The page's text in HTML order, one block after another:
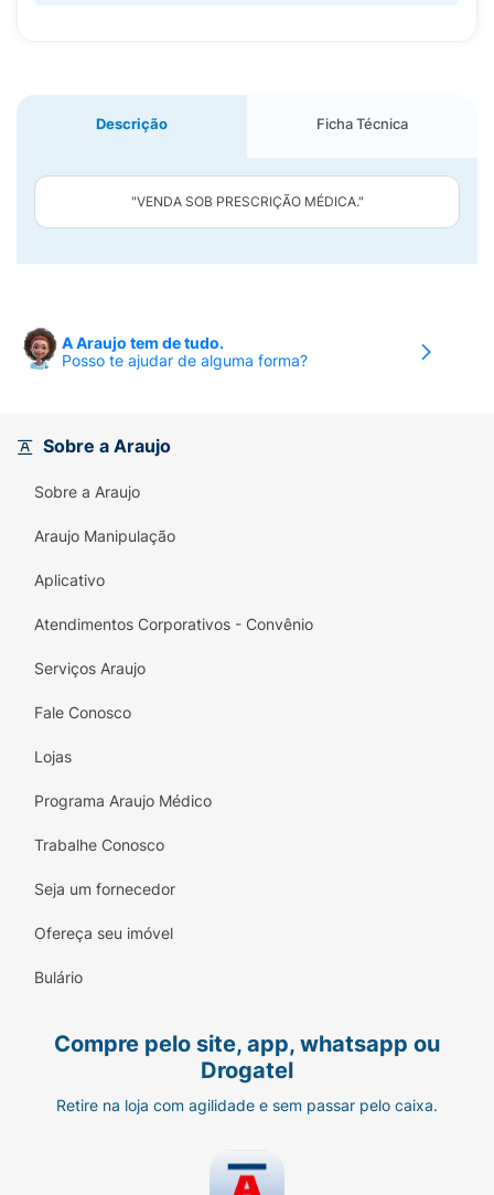
Descrição Ficha Técnica
"VENDA SOB PRESCRIÇÃO MÉDICA."
A Araujo tem de tudo.
Posso te ajudar de alguma forma?
Sobre a Araujo
Sobre a Araujo
Araujo Manipulação
Aplicativo
Atendimentos Corporativos - Convênio
Serviços Araujo
Fale Conosco
Lojas
Programa Araujo Médico
Trabalhe Conosco
Seja um fornecedor
Ofereça seu imóvel
Bulário
Compre pelo site, app, whatsapp ou
Drogatel
Retire na loja com agilidade e sem passar pelo caixa.